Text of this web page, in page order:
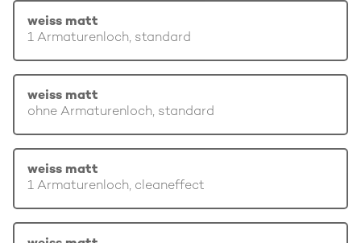
weiss matt
1 Armaturenloch, standard
weiss matt
ohne Armaturenloch, standard
weiss matt
1 Armaturenloch, cleaneffect